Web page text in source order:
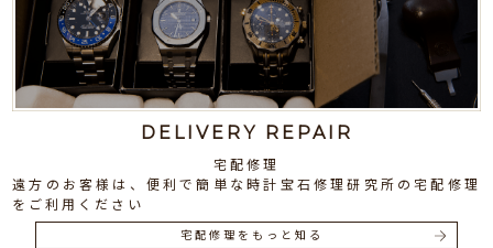
DELIVERY REPAIR
宅配修理
遠方のお客様は、便利で簡単な時計宝石修理研究所の宅配修理
をご利用ください
宅配修理をもっと知る